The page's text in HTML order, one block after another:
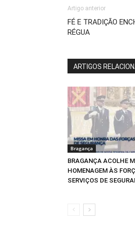
Artigo anterior
FÉ E TRADIÇÃO
RÉGUA
ARTIGOS
Bragança
BRAGANÇA ACOLHE
HOMENAGEM ÀS
SERVIÇOS DE